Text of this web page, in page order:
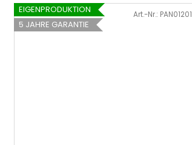
EIGENPRODUKTION
5 JAHRE GARANTIE
Art.-Nr.: PAN01201